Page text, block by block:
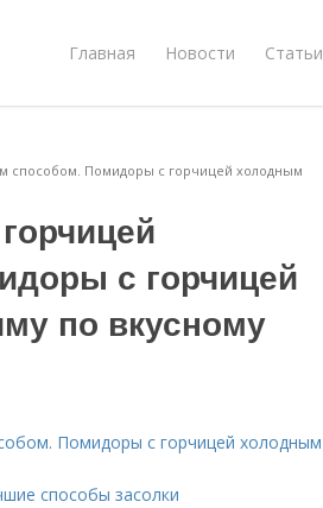
Главная Новости Статьи
способом. Помидоры с горчицей холодным
с горчицей
по вкусному
Помидоры с горчицей холодным
способы засолки